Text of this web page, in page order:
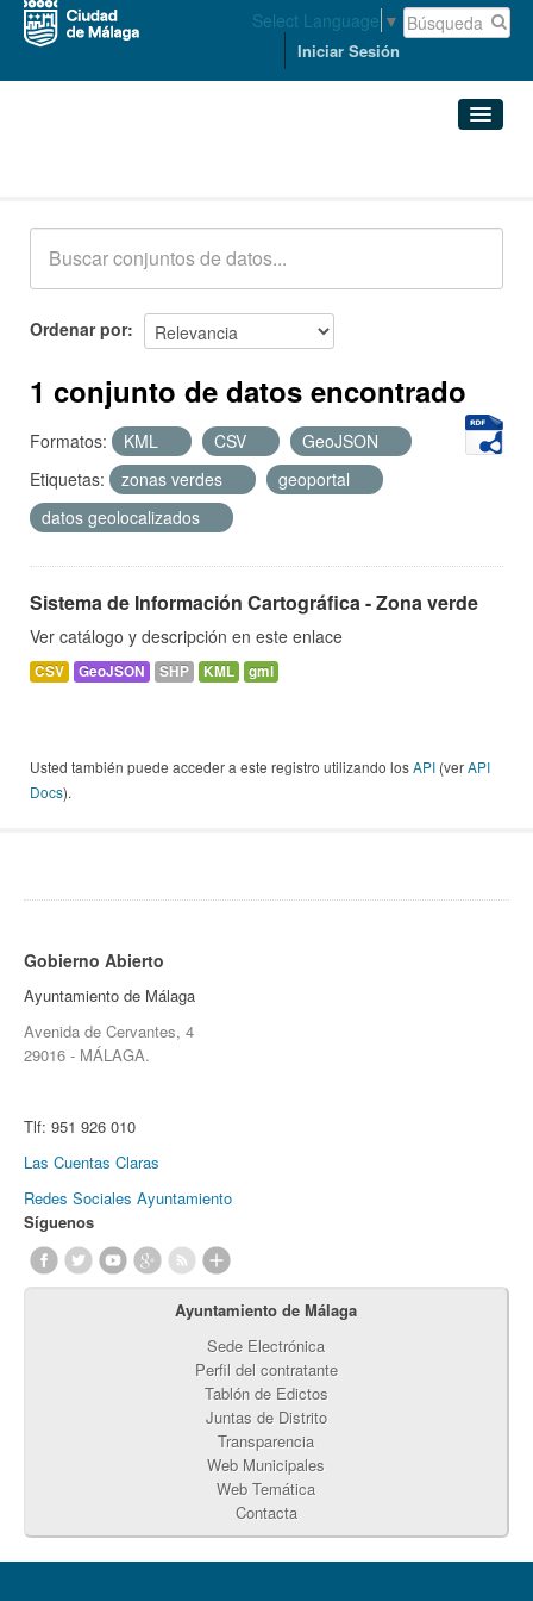
Select Language ▼
Iniciar Sesión
Acerca de
Ordenar por
1 conjunto de datos encontrado
Formatos: KML CSV
GeoJSON
Etiquetas:
zonas verdes
geoportal
datos geolocalizados
Sistema de Información Cartográfica - Zona verde
Ver catálogo y descripción en este enlace
CSV GeoJSON SHP KML gml
Usted también puede acceder a este registro utilizando losAPI (verAPI
Docs).
Gobierno Abierto
Ayuntamiento de Málaga
Avenida de Cervantes, 4
29016 - MÁLAGA.
Tlf: 951 926 010
Las Cuentas Claras
Redes Sociales Ayuntamiento
Síguenos
Ayuntamiento de Málaga
Sede Electrónica
Perfil del contratante
Tablón de Edictos
Juntas de Distrito
Transparencia
Web Municipales
Web Temática
Contacta